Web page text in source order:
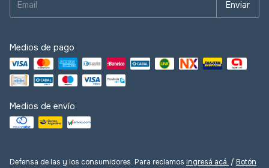
Medios de pago
Medios de envío
Defensa de las y los consumidores. Para reclamos ingresá acá. / Botón